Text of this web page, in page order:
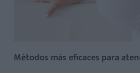
Métodos más eficaces para